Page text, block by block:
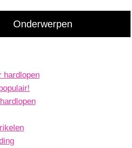
Onderwerpen
hardlopen